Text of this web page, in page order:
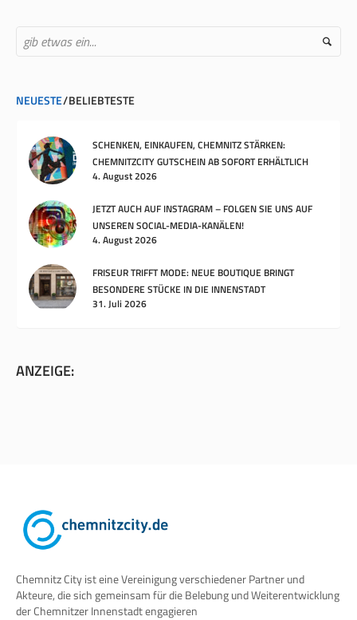
NEUESTE BELIEBTESTE
SCHENKEN, EINKAUFEN, CHEMNITZ STÄRKEN:
CHEMNITZCITY GUTSCHEIN AB SOFORT ERHÄLTLICH
4. August 2026
JETZT AUCH AUF INSTAGRAM – FOLGEN SIE UNS AUF
UNSEREN SOCIAL-MEDIA-KANÄLEN!
4. August 2026
FRISEUR TRIFFT MODE: NEUE BOUTIQUE BRINGT
BESONDERE STÜCKE IN DIE INNENSTADT
31. Juli 2026
ANZEIGE:
Chemnitz City ist eine Vereinigung verschiedener Partner und
Akteure, die sich gemeinsam für die Belebung und Weiterentwicklung
der Chemnitzer Innenstadt engagieren